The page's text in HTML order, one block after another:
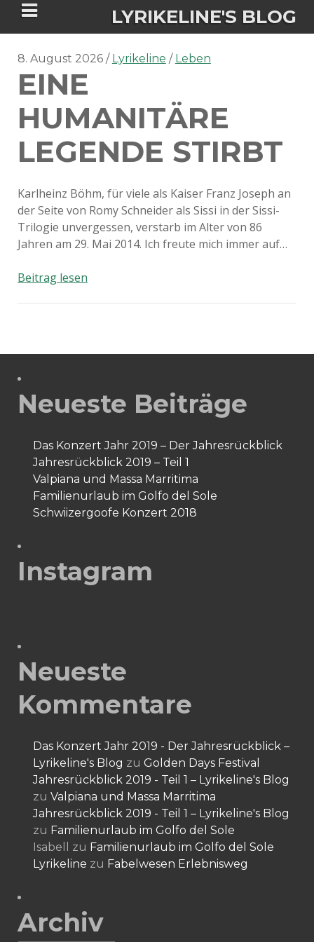
LYRIKELINE'S BLOG
Tania Morgan's Blog über alles, was
sie im Leben bewegt.
ÜBER DIE AUTORIN
IGASHO UND CHIMALIS KAYA
NIEMALS FÜR IMMER (ROMAN)
BÜCHERSHOPS
DATENSCHUTZERKLÄRUNG
8. August 2026 Lyrikeline Leben
EINE
HUMANITÄRE
LEGENDE STIRBT
Karlheinz Böhm, für viele als Kaiser Franz Joseph an
der Seite von Romy Schneider als Sissi in der Sissi-
Trilogie unvergessen, verstarb im Alter von 86
Jahren am 29. Mai 2014. Ich freute mich immer auf…
Beitrag lesenEine
Neueste Beiträge
Das Konzert Jahr 2019 – Der Jahresrückblick
Jahresrückblick 2019 – Teil 1
Valpiana und Massa Marritima
Familienurlaub im Golfo del Sole
Schwiizergoofe Konzert 2018
Instagram
Neueste
Kommentare
Das Konzert Jahr 2019 - Der Jahresrückblick –
Lyrikeline's Blog zu Golden Days Festival
Jahresrückblick 2019 - Teil 1 – Lyrikeline's Blog
zu Valpiana und Massa Marritima
Jahresrückblick 2019 - Teil 1 – Lyrikeline's Blog
zu Familienurlaub im Golfo del Sole
Isabell
zu Familienurlaub im Golfo del Sole
Lyrikeline zu Fabelwesen Erlebnisweg
Archiv